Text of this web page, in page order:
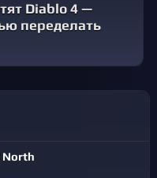
Diablo 4 —
переделать
North